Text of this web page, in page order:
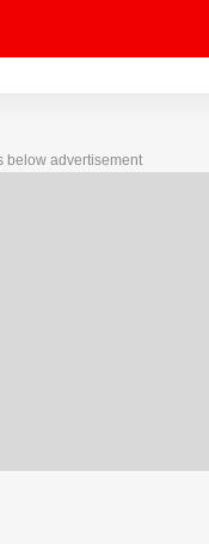
below advertisement